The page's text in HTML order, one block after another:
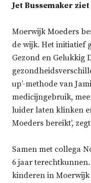
Jet Bussemaker
Moerwijk Moeders
de wijk. Het initiatief
Gezond en Gelukkig
up’-methode van
medicijngebruik,
luider laten klinken
Moeders bereikt’,
Samen met collega
6 jaar
kinderen in Moerwijk